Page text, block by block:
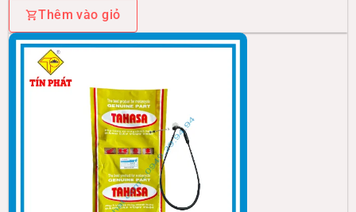
Thêm vào giỏ